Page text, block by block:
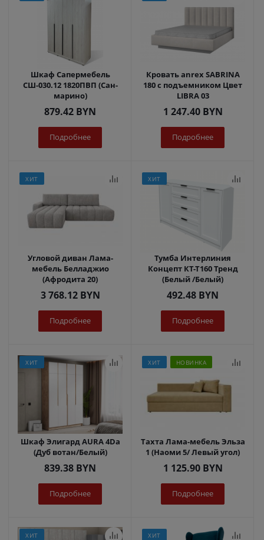
Шкаф Сапермебель
СШ-030.12 1820ПВП (Сан-
марино)
879.42 BYN
Подробнее
Кровать anrex SABRINA
180 с подъемником Цвет
LIBRA 03
1 247.40BYN
Подробнее
ХИТ
Угловой диван Лама-
мебель Белладжио
(Афродита 20)
3 768.12BYN
Подробнее
ХИТ
Тумба Интерлиния
Концепт КТ-Т160 Тренд
(Белый /Белый)
492.48 BYN
Подробнее
ХИТ
Шкаф Элигард AURA 4Dа
(Дуб вотан/Белый)
839.38 BYN
Подробнее
ХИТ НОВИНКА
Тахта Лама-мебель Эльза
1 (Наоми 5/ Левый угол)
1 125.90BYN
Подробнее
ХИТ ХИТ